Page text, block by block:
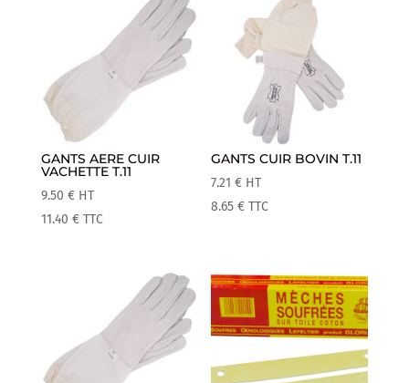
GANTS AERE CUIR
VACHETTE T.11
9.50 € HT
11.40 € TTC
GANTS CUIR BOVIN T.11
7.21€ HT
8.65€ TTC